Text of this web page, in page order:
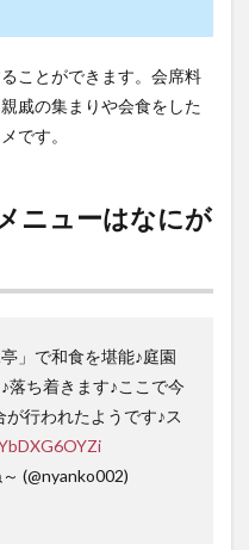
ことができます。会席料
戚の集まりや会食をした
です。
ニューはなにが
」で和食を堪能♪庭園
落ち着きます♪ここで今
行われたようです♪ス
(@nyanko002)